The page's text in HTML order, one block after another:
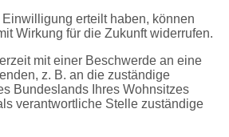
erteilt haben, können
Wirkung für die Zukunft widerrufen.
mit einer Beschwerde an eine
z. B. an die zuständige
Bundeslands Ihres Wohnsitzes
verantwortliche Stelle zuständige